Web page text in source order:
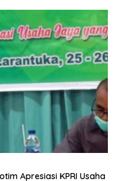
Apresiasi KPRI Usaha